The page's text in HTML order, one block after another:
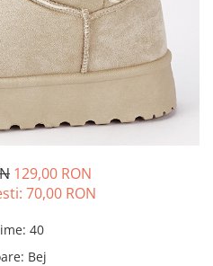
129,00 RON
70,00 RON
: 40
: Bej